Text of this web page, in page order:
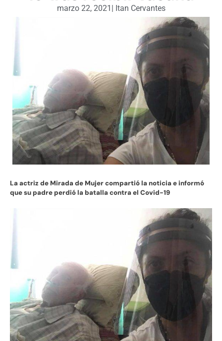
marzo 22, 2021 | Itan Cervantes
La actriz de Mirada de Mujer compartió la noticia e informó
que su padre perdió la batalla contra el Covid-19